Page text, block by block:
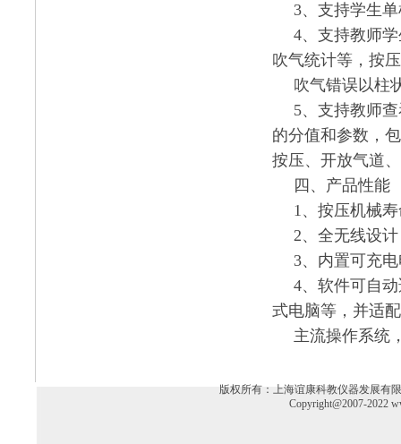
3、支持学生
4、支持教师
吹气统计等，按
吹气错误以柱
5、支持教师
的分值和参数，
按压、开放气道
四、产品性能
1、按压机械
2、全无线设
3、内置可充
4、软件可自
式电脑等，并适配
主流操作系统
版权所有：上海谊康科教仪器发展有限
Copyright@2007-2022